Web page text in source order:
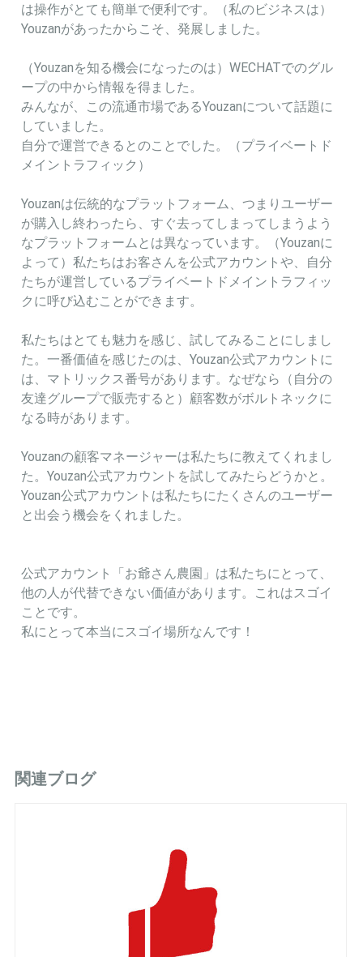
は操作がとても簡単で便利です。（私のビジネスは）
Youzanがあったからこそ、発展しました。
（Youzanを知る機会になったのは）WECHATでのグル
ープの中から情報を得ました。
みんなが、この流通市場であるYouzanについて話題に
していました。
自分で運営できるとのことでした。（プライベートド
メイントラフィック）
Youzanは伝統的なプラットフォーム、つまりユーザー
が購入し終わったら、すぐ去ってしまってしまうよう
なプラットフォームとは異なっています。（Youzanに
よって）私たちはお客さんを公式アカウントや、自分
たちが運営しているプライベートドメイントラフィッ
クに呼び込むことができます。
私たちはとても魅力を感じ、試してみることにしまし
た。一番価値を感じたのは、Youzan公式アカウントに
は、マトリックス番号があります。なぜなら（自分の
友達グループで販売すると）顧客数がボルトネックに
なる時があります。
Youzanの顧客マネージャーは私たちに教えてくれまし
た。Youzan公式アカウントを試してみたらどうかと。
Youzan公式アカウントは私たちにたくさんのユーザー
と出会う機会をくれました。
公式アカウント「お爺さん農園」は私たちにとって、
他の人が代替できない価値があります。これはスゴイ
ことです。
私にとって本当にスゴイ場所なんです！
関連ブログ